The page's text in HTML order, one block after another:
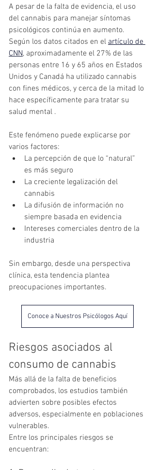
A pesar de la falta de evidencia, el uso
del cannabis para manejar síntomas
psicológicos continúa en aumento.
Según los datos citados en el artículo de
CNN, aproximadamente el 27% de las
personas entre 16 y 65 años en Estados
Unidos y Canadá ha utilizado cannabis
con fines médicos, y cerca de la mitad lo
hace específicamente para tratar su
salud mental .
Este fenómeno puede explicarse por
varios factores:
La percepción de que lo “natural”
es más seguro
La creciente legalización del
cannabis
La difusión de información no
siempre basada en evidencia
Intereses comerciales dentro de la
industria
Sin embargo, desde una perspectiva
clínica, esta tendencia plantea
preocupaciones importantes.
Conoce a Nuestros Psicólogos Aquí
Riesgos asociados al
consumo de cannabis
Más allá de la falta de beneficios
comprobados, los estudios también
advierten sobre posibles efectos
adversos, especialmente en poblaciones
vulnerables.
Entre los principales riesgos se
encuentran: